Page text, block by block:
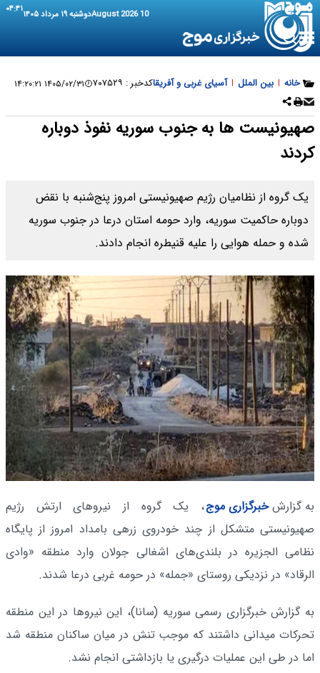
10 August 2026 دوشنبه ۱۹ مرداد ۱۴۰۵ ۰۴:۴۱
خانه | بین الملل | آسیای غربی و آفریقاکدخبر : ۷۰۷۵۲۹ ۱۴۰۵/۰۲/۳۱ ۱۴:۲۰:۲۱
صهیونیست ها به جنوب سوریه نفوذ دوباره
کردند
یک گروه از نظامیان رژیم صهیونیستی امروز پنج‌شنبه با نقض
دوباره حاکمیت سوریه، وارد حومه استان درعا در جنوب سوریه
شده و حمله هوایی را علیه قنیطره انجام دادند.
به گزارشخبرگزاری موج، یک گروه از نیروهای ارتش رژیم
صهیونیستی متشکل از چند خودروی زرهی بامداد امروز از پایگاه
نظامی الجزیره در بلندی‌های اشغالی جولان وارد منطقه «وادی
الرقاد» در نزدیکی روستای «جمله» در حومه غربی درعا شدند.
به گزارش خبرگزاری رسمی سوریه (سانا)، این نیروها در این منطقه
تحرکات میدانی داشتند که موجب تنش در میان ساکنان منطقه شد
اما در طی این عملیات درگیری یا بازداشتی انجام نشد.